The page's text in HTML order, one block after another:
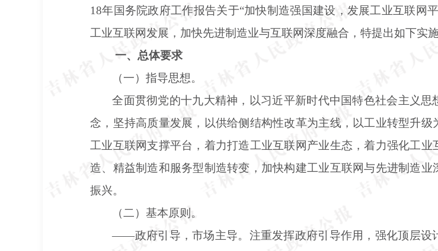
18年国务院政府工作报告关于“加快制造强国建设，发展工业互联网
工业互联网发展，加快先进制造业与互联网深度融合，特提出如下实施
一、总体要求
（一）指导思想。
全面贯彻党的十九大精神，以习近平新时代中国特色社会主义
念，坚持高质量发展，以供给侧结构性改革为主线，以工业转型升
工业互联网支撑平台，着力打造工业互联网产业生态，着力强化工
造、精益制造和服务型制造转变，加快构建工业互联网与先进制造
振兴。
（二）基本原则。
——政府引导，市场主导。注重发挥政府引导作用，强化顶层设